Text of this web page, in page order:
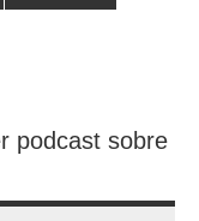
podcast sobre